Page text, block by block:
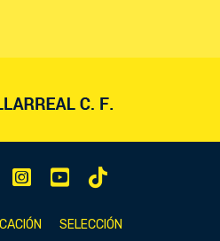
SELECCIÓN